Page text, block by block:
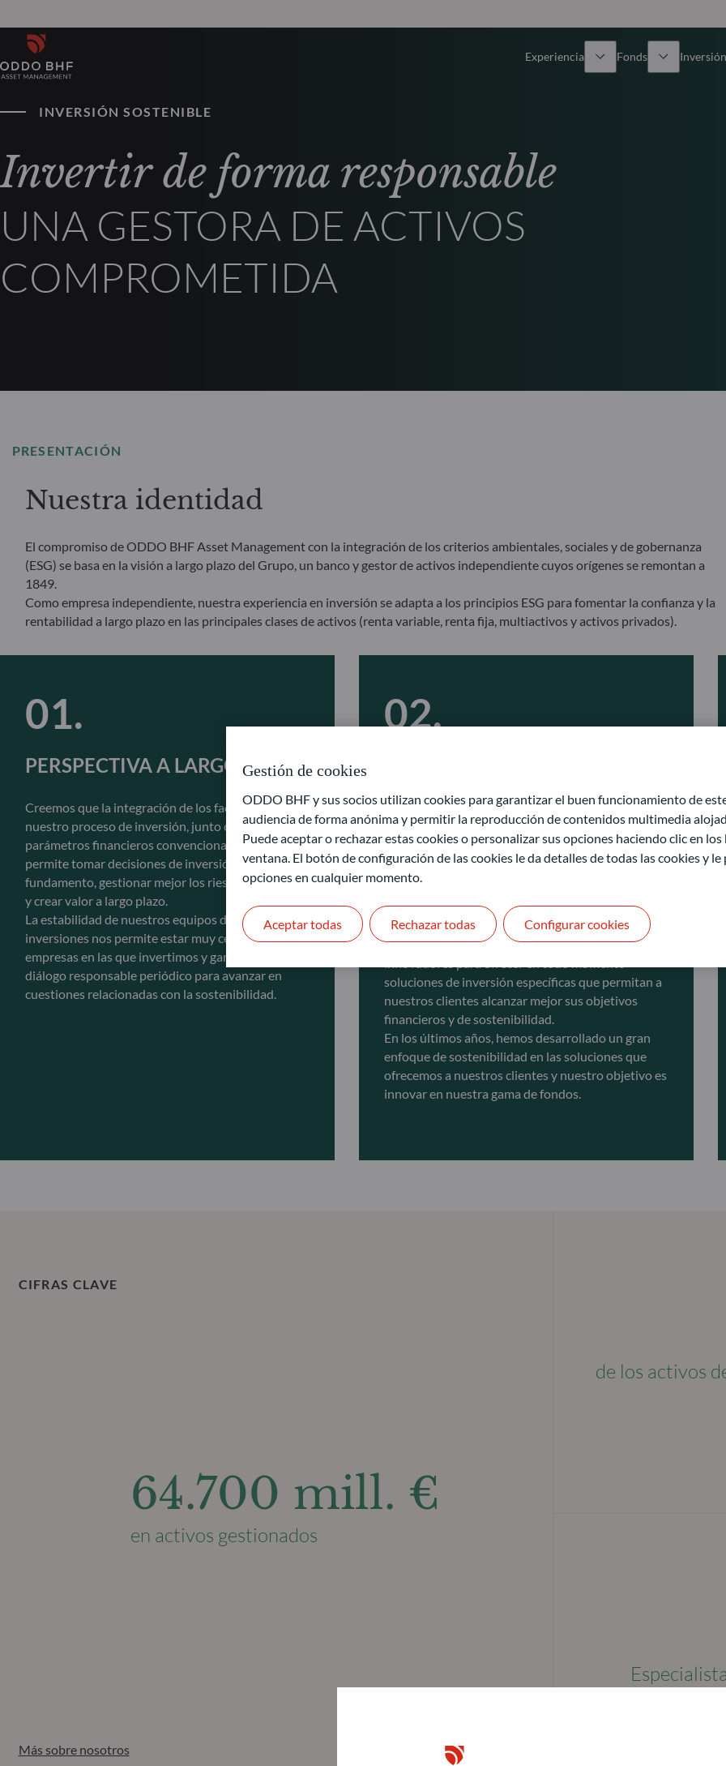
Disclaimer
Experiencia
Renta variable
Fonds
INVERSIÓN SOSTENIBLE
Invertir de forma responsable
UNA GESTORA DE ACTIVOS
COMPROMETIDA
PRESENTACIÓN
Nuestra identidad
El compromiso de ODDO BHF Asset Management con la integración de los criterios ambientales, sociales y de gobernanza
(ESG) se basa en la visión a largo plazo del Grupo, un banco y gestor de activos independiente cuyos orígenes se remontan a
1849.
Como empresa independiente, nuestra experiencia en inversión se adapta a los principios ESG para fomentar la confianza y la
rentabilidad a largo plazo en las principales clases de activos (renta variable, renta fija, multiactivos y activos privados).
PERSPECTIVA A LARGO PLAZO
Creemos que la integración de los factores ESG en
nuestro proceso de inversión, junto con los
parámetros financieros convencionales, nos
permite tomar decisiones de inversión con mayor
fundamento, gestionar mejor los riesgos sistémicos
y crear valor a largo plazo.
La estabilidad de nuestros equipos de gestión de
inversiones nos permite estar muy cerca de las
empresas en las que invertimos y garantiza un
diálogo responsable periódico para avanzar en
cuestiones relacionadas con la sostenibilidad.
CON NUESTROS CLIENTES
Como gestores de activos responsables, tenemos el
compromiso con nuestros clientes de avanzar en
cuestiones relacionadas con la sostenibilidad. Nos
clara de las oportunidades y los retos en materia de
sostenibilidad. Gracias a nuestra independencia,
nuestros equipos pueden ser reactivos, flexibles e
soluciones de inversión específicas que permitan a
nuestros clientes alcanzar mejor sus objetivos
financieros y de sostenibilidad.
En los últimos años, hemos desarrollado un gran
enfoque de sostenibilidad en las soluciones que
ofrecemos a nuestros clientes y nuestro objetivo es
innovar en nuestra gama de fondos.
CIFRAS CLAVE
64.700 mill. €
en activos gestionados
de los activos
Más sobre nosotros
Gestión de cookies
ODDO BHF y sus socios utilizan cookies para garantizar el buen funcionamiento de
audiencia de forma anónima y permitir la reproducción de contenidos multimedia
Puede aceptar o rechazar estas cookies o personalizar sus opciones haciendo clic en
ventana. El botón de configuración de las cookies le da detalles de todas las cookies y
opciones en cualquier momento.
Rechazar todas
Aceptar todas Configurar cookies